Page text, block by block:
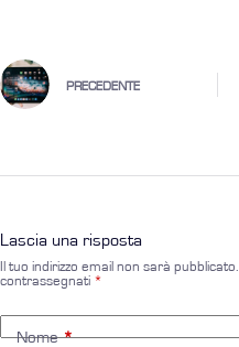
PRECEDENTE
Lascia una risposta
Il tuo indirizzo email non sarà pubblicato.
contrassegnati *
Nome*